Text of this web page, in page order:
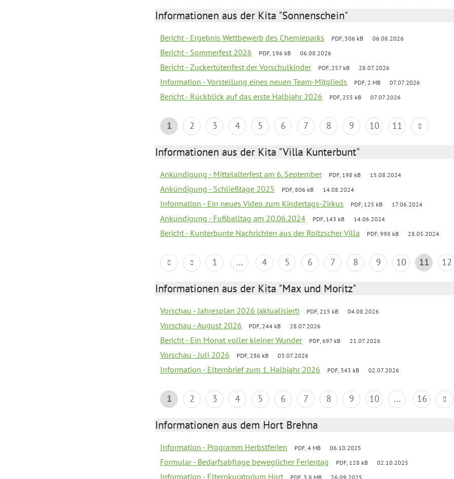
Informationen aus der Kita "Sonnenschein"
Bericht - Ergebnis Wettbewerb des Chemieparks PDF, 506 kB 06.08.2026
Bericht - Sommerfest 2026 PDF, 196 kB 06.08.2026
Bericht - Zuckertütenfest der Vorschulkinder PDF, 257 kB 28.07.2026
Information - Vorstellung eines neuen Team-Mitglieds PDF, 2 MB 07.07.2026
Bericht - Rückblick auf das erste Halbjahr 2026 PDF, 255 kB 07.07.2026
1 2 3 4 5 6 7 8 9 10 11
Informationen aus der Kita "Villa Kunterbunt"
Ankündigung - Mittelalterfest am 6. September PDF, 198 kB 15.08.2024
Ankündigung - Schließtage 2025 PDF, 806 kB 14.08.2024
Information - Ein neues Video zum Kindertags-Zirkus PDF, 125 kB 17.06.2024
Ankündigung - Fußballtag am 20.06.2024 PDF, 143 kB 14.06.2024
Bericht - Kunterbunte Nachrichten aus der Roitzscher Villa PDF, 998 kB 28.05.2024
1 ... 4 5 6 7 8 9 10 11 12
Informationen aus der Kita "Max und Moritz"
Vorschau - Jahresplan 2026 (aktualisiert) PDF, 215 kB 04.08.2026
Vorschau - August 2026 PDF, 244 kB 28.07.2026
Bericht - Ein Monat voller kleiner Wunder PDF, 697 kB 21.07.2026
Vorschau - Juli 2026 PDF, 286 kB 03.07.2026
Information - Elternbrief zum 1. Halbjahr 2026 PDF, 343 kB 02.07.2026
1 2 3 4 5 6 7 8 9 10 ... 16
Informationen aus dem Hort Brehna
Information - Programm Herbstferien PDF, 4 MB 06.10.2025
Formular - Bedarfsabfrage beweglicher Ferientag PDF, 128 kB 02.10.2025
Information - Elternkuratorium Hort PDF, 3.8 MB 26.09.2025